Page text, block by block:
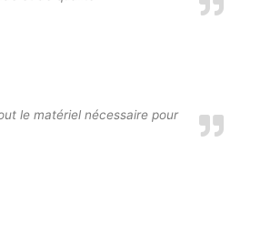
le matériel nécessaire pour